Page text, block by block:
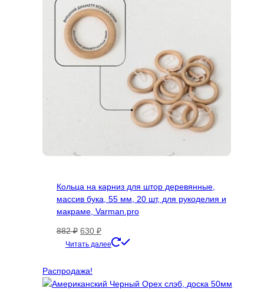
Кольца на карниз для штор деревянные,
массив бука, 55 мм, 20 шт, для рукоделия и
макраме, Varman.pro
882₽ Первоначальная
цена
882 ₽.
630 ₽Текущая
цена:
Читать далее
Распродажа!